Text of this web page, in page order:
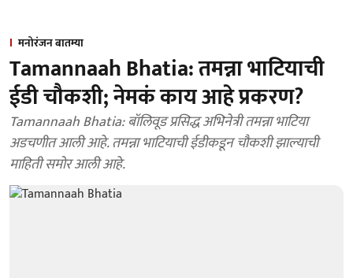
मनोरंजन बातम्या
Tamannaah Bhatia: तमन्ना भाटियाची
ईडी चौकशी; नेमकं काय आहे प्रकरण?
Tamannaah Bhatia: बॉलिवूड प्रसिद्ध अभिनेत्री तमन्ना भाटिया
अडचणीत आली आहे. तमन्ना भाटियाची ईडीकडून चौकशी झाल्याची
माहिती समोर आली आहे.